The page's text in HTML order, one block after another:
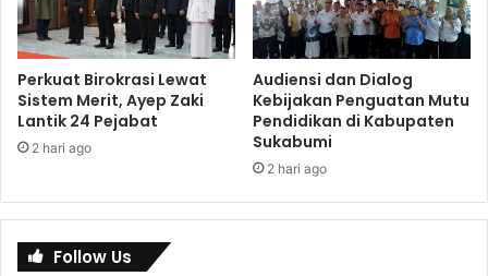
Perkuat Birokrasi Lewat
Sistem Merit, Ayep Zaki
Lantik 24 Pejabat
2 hari ago
Audiensi dan Dialog
Kebijakan Penguatan Mutu
Pendidikan di Kabupaten
Sukabumi
2 hari ago
Follow Us